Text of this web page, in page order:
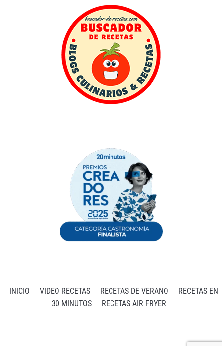
INICIO VIDEO RECETAS RECETAS DE VERANO
RECETAS EN
30 MINUTOS
RECETAS AIR FRYER